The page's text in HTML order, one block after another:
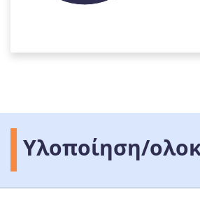
Υλοποίηση/